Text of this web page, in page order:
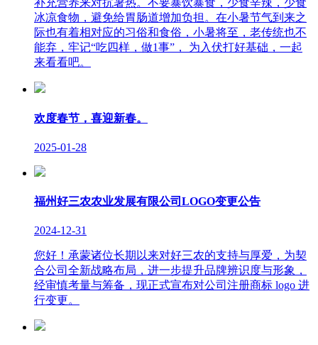
补充营养来对抗暑热。不要暴饮暴食，少食辛辣，少食
冰凉食物，避免给胃肠道增加负担。在小暑节气到来之
际也有着相对应的习俗和食俗，小暑将至，老传统也不
能弃，牢记“吃四样，做1事”， 为入伏打好基础，一起
来看看吧。
欢度春节，喜迎新春。
2025-01-28
福州好三农农业发展有限公司LOGO变更公告
2024-12-31
您好！承蒙诸位长期以来对好三农的支持与厚爱，为契
合公司全新战略布局，进一步提升品牌辨识度与形象，
经审慎考量与筹备，现正式宣布对公司注册商标 logo 进
行变更。